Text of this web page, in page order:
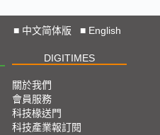
■ 中文简体版 ■ English
DIGITIMES
關於我們
會員服務
科技椽送門
科技產業報訂閱